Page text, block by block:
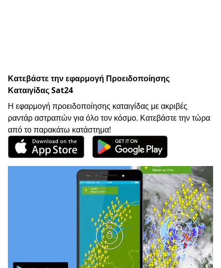
Κατεβάστε την εφαρμογή Προειδοποίησης
Καταιγίδας Sat24
Η εφαρμογή προειδοποίησης καταιγίδας με ακριβές
ραντάρ αστραπών για όλο τον κόσμο. Κατεβάστε την τώρα
από το παρακάτω κατάστημα!